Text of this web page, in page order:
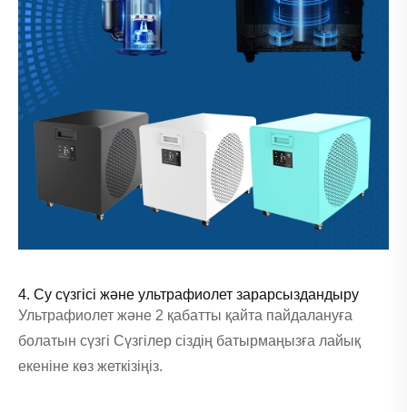
4. Су сүзгісі және ультрафиолет зарарсыздандыру
Ультрафиолет және 2 қабатты қайта пайдалануға
болатын сүзгі Сүзгілер сіздің батырмаңызға лайық
екеніне көз жеткізіңіз.